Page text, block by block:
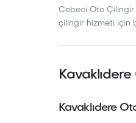
Cebeci Oto Çilingir
çilingir hizmeti için
Kavaklıdere